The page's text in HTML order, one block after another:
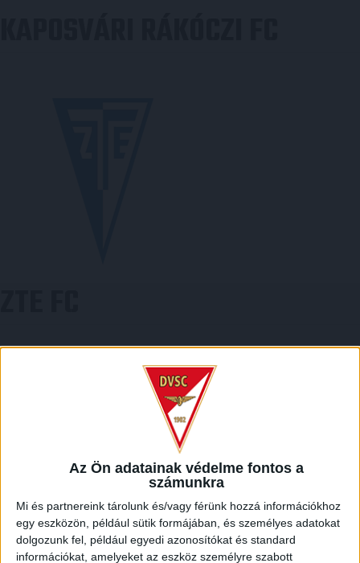
Az Ön adatainak védelme fontos a
számunkra
Mi és partnereink tárolunk és/vagy férünk hozzá információkhoz
egy eszközön, például sütik formájában, és személyes adatokat
dolgozunk fel, például egyedi azonosítókat és standard
információkat, amelyeket az eszköz személyre szabott